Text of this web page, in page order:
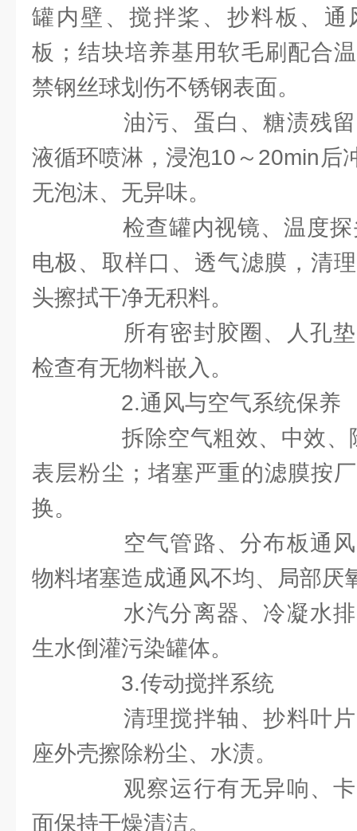
罐内壁、搅拌桨、抄料板、通
板；结块培养基用软毛刷配合
禁钢丝球划伤不锈钢表面。
油污、蛋白、糖渍残留
液循环喷淋，浸泡10～20min后
无泡沫、无异味。
检查罐内视镜、温度探
电极、取样口、透气滤膜，清
头擦拭干净无积料。
所有密封胶圈、人孔垫
检查有无物料嵌入。
2.通风与空气系统保养
拆除空气粗效、中效、
表层粉尘；堵塞严重的滤膜按
换。
空气管路、分布板通风
物料堵塞造成通风不均、局部厌
水汽分离器、冷凝水排
生水倒灌污染罐体。
3.传动搅拌系统
清理搅拌轴、抄料叶片
座外壳擦除粉尘、水渍。
观察运行有无异响、卡
面保持干燥清洁。